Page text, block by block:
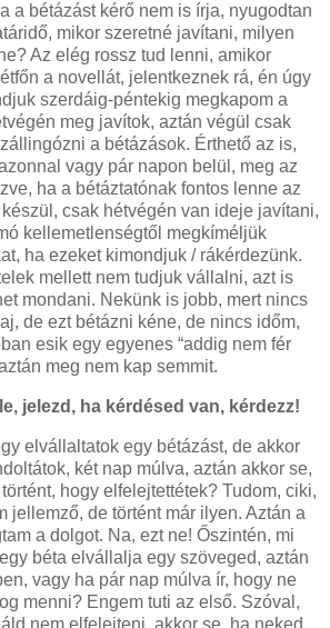
a bétázást kérő nem is írja, nyugodtan
mikor szeretné javítani, milyen
Az elég rossz tud lenni, amikor
a novellát, jelentkeznek rá, én úgy
szerdáig-péntekig megkapom a
meg javítok, aztán végül csak
a bétázások. Érthető az is,
vagy pár napon belül, meg az
ha a bétáztatónak fontos lenne az
csak hétvégén van ideje javítani,
kellemetlenségtől megkíméljük
ha ezeket kimondjuk / rákérdezünk.
mellett nem tudjuk vállalni, azt is
mondani. Nekünk is jobb, mert nincs
de ezt bétázni kéne, de nincs időm,
esik egy egyenes “addig nem fér
meg nem kap semmit.
jelezd, ha kérdésed van, kérdezz!
elvállaltatok egy bétázást, de akkor
két nap múlva, aztán akkor se,
hogy elfelejtettétek? Tudom, ciki,
jellemző, de történt már ilyen. Aztán a
a dolgot. Na, ezt ne! Őszintén, mi
béta elvállalja egy szöveged, aztán
vagy ha pár nap múlva ír, hogy ne
menni? Engem tuti az első. Szóval,
nem elfelejteni, akkor se, ha neked